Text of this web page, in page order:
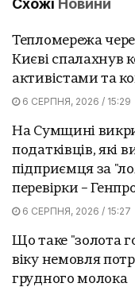
Схожі Новини
Тепломережа
Києві спалахнув
активістами та
6 СЕРПНЯ, 2026 / 15:29
На Сумщині
податківців, які
підприємця за
перевірки –
6 СЕРПНЯ, 2026 / 15:27
Що таке "золота
віку немовля
грудного молока